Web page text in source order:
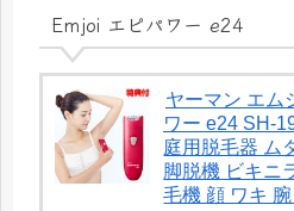
Emjoi エピパワー e24
ヤーマン エム
ワー e24 SH-
庭用脱毛器 ム
脚脱機 ビキニ
毛機 顔 ワキ